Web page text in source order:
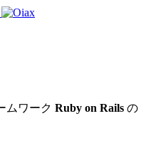
ムワーク Ruby on Rails の